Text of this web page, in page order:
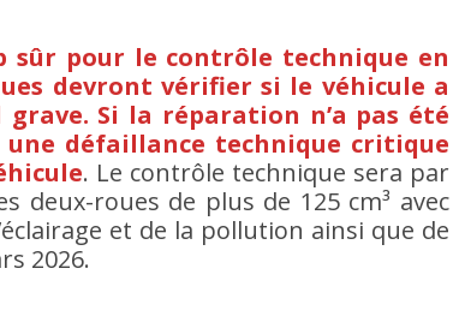
sûr pour le contrôle technique en
devront vérifier si le véhicule a
Si la réparation n’a pas été
une défaillance technique critique
. Le contrôle technique sera par
deux-roues de plus de 125 cm³ avec
et de la pollution ainsi que de
2026.